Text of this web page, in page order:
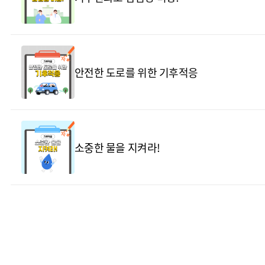
안전한 도로를 위한 기후적응
소중한 물을 지켜라!